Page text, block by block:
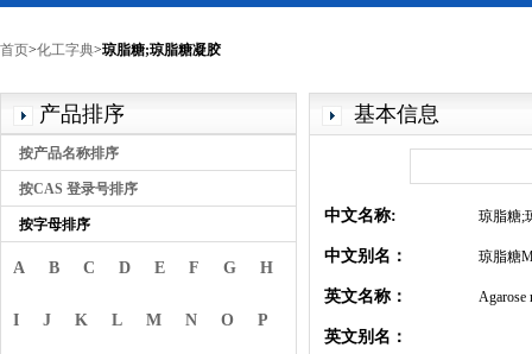
首页>化工字典>琼脂糖;琼脂糖凝胶
产品排序
按产品名称排序
按CAS 登录号排序
按字母排序
A B C D E F G H
I J K L M N O P
基本信息
中文名称: 琼脂糖;
中文别名： 琼脂糖
英文名称： Agarose
英文别名：